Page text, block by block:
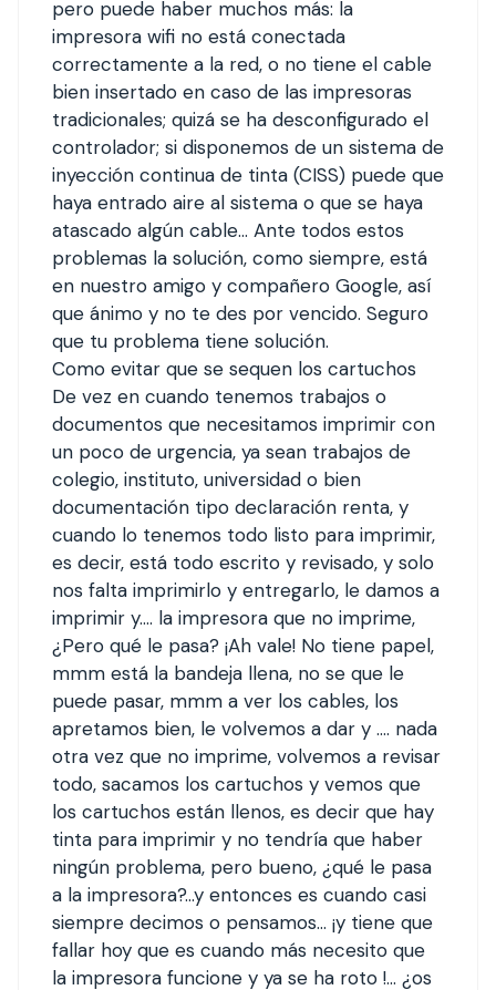
pero puede haber muchos más: la
impresora wifi no está conectada
correctamente a la red, o no tiene el cable
bien insertado en caso de las impresoras
tradicionales; quizá se ha desconfigurado el
controlador; si disponemos de un sistema de
inyección continua de tinta (CISS) puede que
haya entrado aire al sistema o que se haya
atascado algún cable… Ante todos estos
problemas la solución, como siempre, está
en nuestro amigo y compañero Google, así
que ánimo y no te des por vencido. Seguro
que tu problema tiene solución.
Como evitar que se sequen los cartuchos
De vez en cuando tenemos trabajos o
documentos que necesitamos imprimir con
un poco de urgencia, ya sean trabajos de
colegio, instituto, universidad o bien
documentación tipo declaración renta, y
cuando lo tenemos todo listo para imprimir,
es decir, está todo escrito y revisado, y solo
nos falta imprimirlo y entregarlo, le damos a
imprimir y…. la impresora que no imprime,
¿Pero qué le pasa? ¡Ah vale! No tiene papel,
mmm está la bandeja llena, no se que le
puede pasar, mmm a ver los cables, los
apretamos bien, le volvemos a dar y …. nada
otra vez que no imprime, volvemos a revisar
todo, sacamos los cartuchos y vemos que
los cartuchos están llenos, es decir que hay
tinta para imprimir y no tendría que haber
ningún problema, pero bueno, ¿qué le pasa
a la impresora?…y entonces es cuando casi
siempre decimos o pensamos… ¡y tiene que
fallar hoy que es cuando más necesito que
la impresora funcione y ya se ha roto !… ¿os